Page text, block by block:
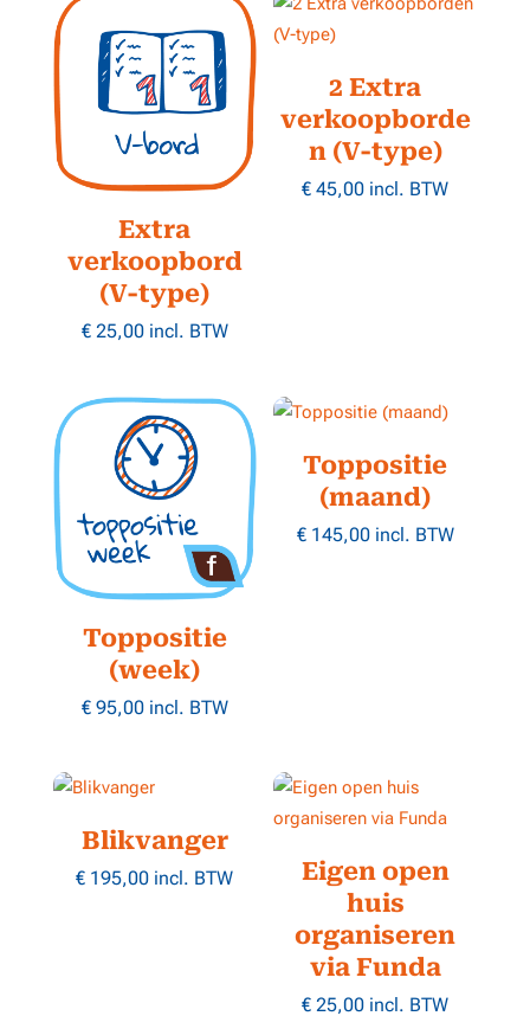
Extra
verkoopbord
(V-type)
€25,00 incl. BTW
2 Extra
verkoopborde
n (V-type)
€ 45,00 incl. BTW
Toppositie
(week)
€95,00 incl. BTW
Toppositie
(maand)
€145,00 incl. BTW
Blikvanger
€ 195,00 incl. BTW
Eigen open
huis
organiseren
via Funda
€ 25,00 incl. BTW